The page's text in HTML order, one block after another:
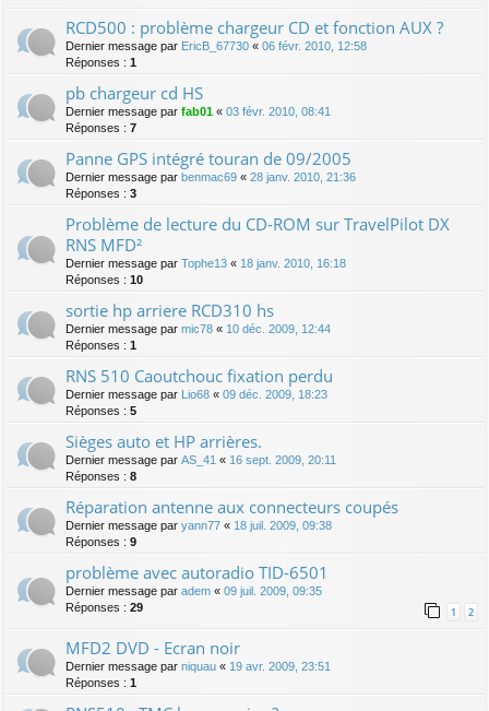
RCD500 : problème chargeur CD et fonction AUX ?
Dernier message par EricB_67730 « 06 févr. 2010, 12:58
Réponses : 1
pb chargeur cd HS
Dernier message par fab01 « 03 févr. 2010, 08:41
Réponses : 7
Panne GPS intégré touran de 09/2005
Dernier message par benmac69 « 28 janv. 2010, 21:36
Réponses : 3
Problème de lecture du CD-ROM sur TravelPilot DX
RNS MFD²
Dernier message par Tophe13 « 18 janv. 2010, 16:18
Réponses : 10
sortie hp arriere RCD310 hs
Dernier message par mic78 « 10 déc. 2009, 12:44
Réponses : 1
RNS 510 Caoutchouc fixation perdu
Dernier message par Lio68 « 09 déc. 2009, 18:23
Réponses : 5
Sièges auto et HP arrières.
Dernier message par AS_41 « 16 sept. 2009, 20:11
Réponses : 8
Réparation antenne aux connecteurs coupés
Dernier message par yann77 « 18 juil. 2009, 09:38
Réponses : 9
problème avec autoradio TID-6501
Dernier message par adem « 09 juil. 2009, 09:35
Réponses : 29 1 2
MFD2 DVD - Ecran noir
Dernier message par niquau « 19 avr. 2009, 23:51
Réponses : 1